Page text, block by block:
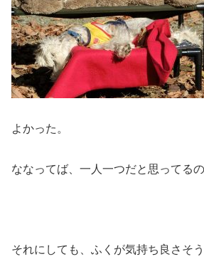
よかった。
ななってば、一人一つだと思ってる
それにしても、ふくが気持ち良さそ